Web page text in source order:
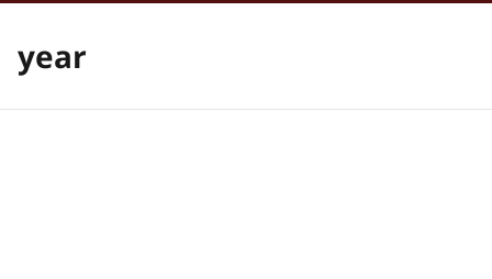
year